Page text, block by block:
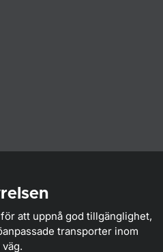
att uppnå god tillgänglighet,
transporter inom